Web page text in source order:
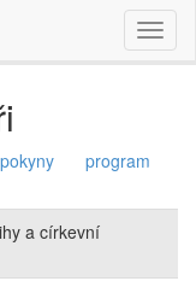
program
a církevní